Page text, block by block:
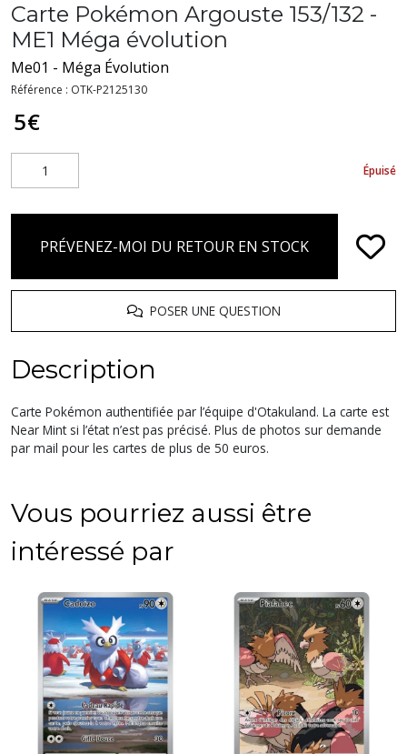
Carte Pokémon Argouste 153/132 -
ME1 Méga évolution
Me01 - Méga Évolution
Référence : OTK-P2125130
5€
Épuisé
PRÉVENEZ-MOI DU RETOUR EN STOCK
POSER UNE QUESTION
Description
Carte Pokémon authentifiée par l’équipe d'Otakuland. La carte est
Near Mint si l’état n’est pas précisé. Plus de photos sur demande
par mail pour les cartes de plus de 50 euros.
Vous pourriez aussi être
intéressé par